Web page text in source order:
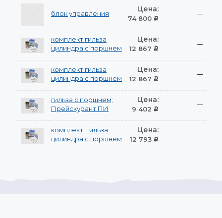
блок управления Цена:
74 800 Р
—
комплект:гильза
цилиндра с поршнем
Цена:
12 867 Р
—
комплект:гильза
цилиндра с поршнем
Цена:
12 867 Р
—
гильза с поршнем;
Прейскурант ПИ
Цена:
9 402 Р
—
комплект: гильза
цилиндра с поршнем
Цена:
12 793 Р
—